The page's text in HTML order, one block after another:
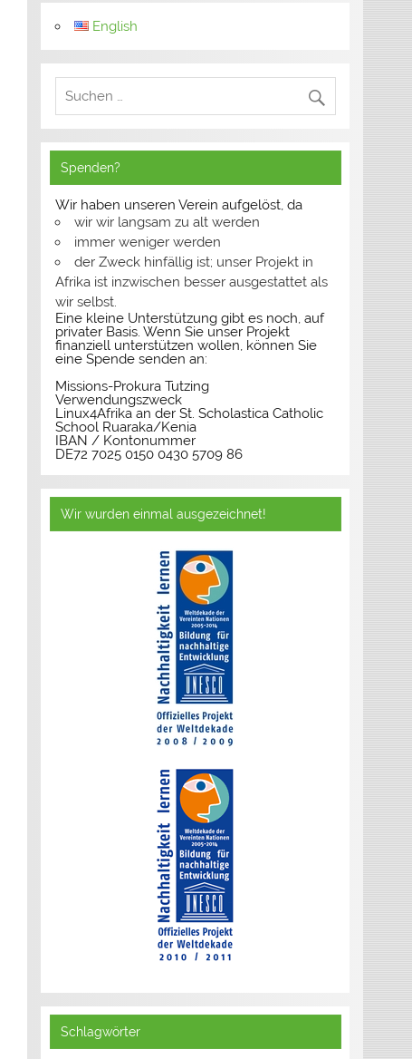
English
Spenden?
Wir haben unseren Verein aufgelöst, da
wir wir langsam zu alt werden
immer weniger werden
der Zweck hinfällig ist; unser Projekt in
Afrika ist inzwischen besser ausgestattet als
wir selbst.
Eine kleine Unterstützung gibt es noch, auf
privater Basis. Wenn Sie unser Projekt
finanziell unterstützen wollen, können Sie
eine Spende senden an:
Missions-Prokura Tutzing
Verwendungszweck
Linux4Afrika an der St. Scholastica Catholic
School Ruaraka/Kenia
IBAN / Kontonummer
DE72 7025 0150 0430 5709 86
Wir wurden einmal ausgezeichnet!
Schlagwörter